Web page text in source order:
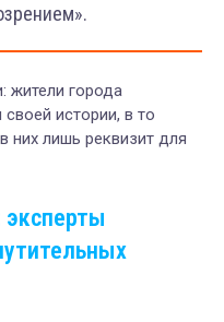
жители города
своей истории, в то
них лишь реквизит для